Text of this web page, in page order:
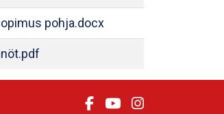
pohja.docx